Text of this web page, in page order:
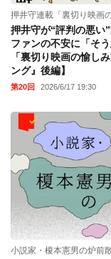
押井守連載「裏切り映画
押井守が“評判の悪い
ファンの不安に「そ
「裏切り映画の愉し
ング』後編】
第20回 2026/6/17 19:30
小説家・榎本憲男の炉前